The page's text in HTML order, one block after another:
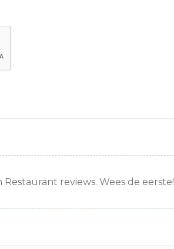
Restaurant reviews. Wees de eerste!